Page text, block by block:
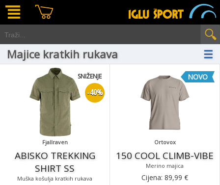
Majice kratkih rukava ☰
Fjallraven
ABISKO TREKKING
SHIRT SS
Muška košulja kratkih rukava
-40%
SNIŽENJE
Ortovox
150 COOL CLIMB-VIBE
Merino majica
NOVO
Cijena: 89,99 €